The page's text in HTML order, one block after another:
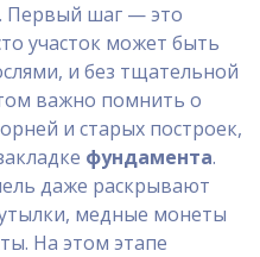
Первый шаг — это
участок может быть
и без тщательной
важно помнить о
и старых построек,
фундамента.
даже раскрывают
медные монеты
На этом этапе